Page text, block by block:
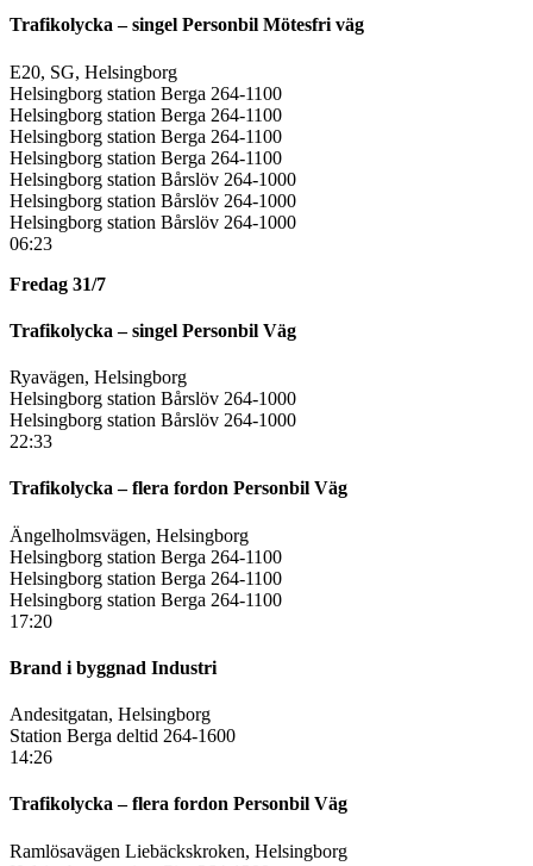
Trafikolycka – singel Personbil Mötesfri väg
E20, SG, Helsingborg
Helsingborg station Berga 264-1100
Helsingborg station Berga 264-1100
Helsingborg station Berga 264-1100
Helsingborg station Berga 264-1100
Helsingborg station Bårslöv 264-1000
Helsingborg station Bårslöv 264-1000
Helsingborg station Bårslöv 264-1000
06:23
Fredag 31/7
Trafikolycka – singel Personbil Väg
Ryavägen, Helsingborg
Helsingborg station Bårslöv 264-1000
Helsingborg station Bårslöv 264-1000
22:33
Trafikolycka – flera fordon Personbil Väg
Ängelholmsvägen, Helsingborg
Helsingborg station Berga 264-1100
Helsingborg station Berga 264-1100
Helsingborg station Berga 264-1100
17:20
Brand i byggnad Industri
Andesitgatan, Helsingborg
Station Berga deltid 264-1600
14:26
Trafikolycka – flera fordon Personbil Väg
Ramlösavägen Liebäckskroken, Helsingborg